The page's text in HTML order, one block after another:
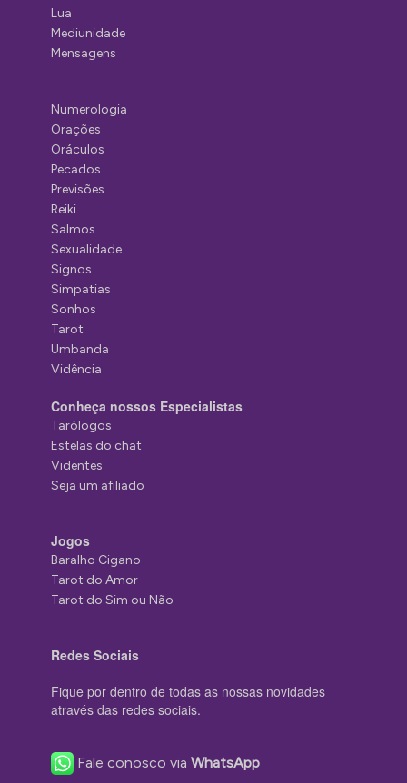
Lua
Mediunidade
Mensagens
Numerologia
Orações
Oráculos
Pecados
Previsões
Reiki
Salmos
Sexualidade
Signos
Simpatias
Sonhos
Tarot
Umbanda
Vidência
Conheça nossos Especialistas
Tarólogos
Estelas do chat
Videntes
Seja um afiliado
Jogos
Baralho Cigano
Tarot do Amor
Tarot do Sim ou Não
Redes Sociais
Fique por dentro de todas as nossas novidades
através das redes sociais.
Fale conosco viaWhatsApp